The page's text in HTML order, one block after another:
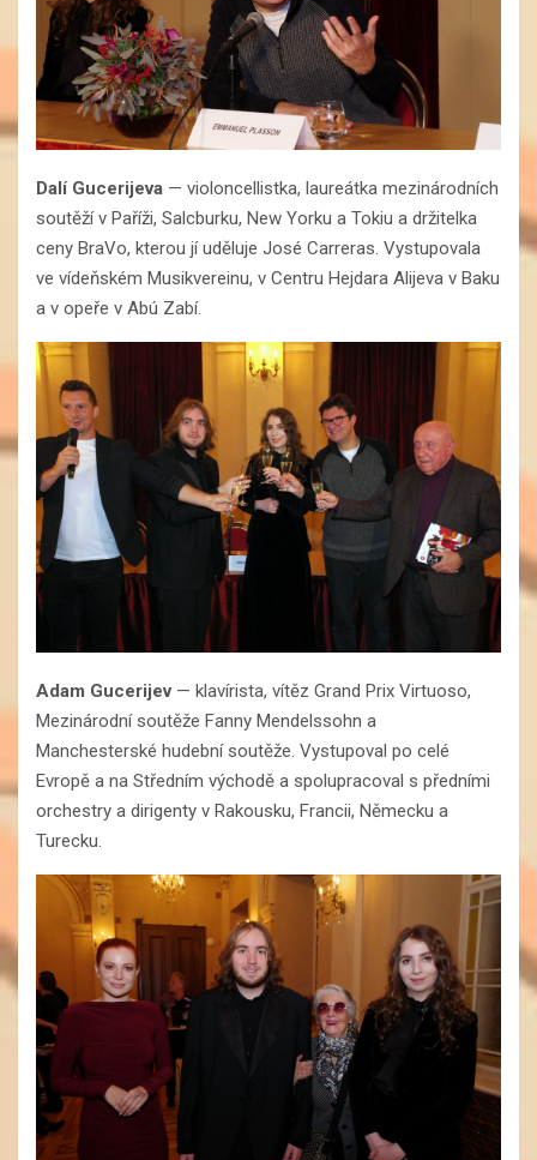
Dalí Gucerijeva — violoncellistka, laureátka mezinárodních
soutěží v Paříži, Salcburku, New Yorku a Tokiu a držitelka
ceny BraVo, kterou jí uděluje José Carreras. Vystupovala
ve vídeňském Musikvereinu, v Centru Hejdara Alijeva v Baku
a v opeře v Abú Zabí.
Adam Gucerijev— klavírista, vítěz Grand Prix Virtuoso,
Mezinárodní soutěže Fanny Mendelssohn a
Manchesterské hudební soutěže. Vystupoval po celé
Evropě a na Středním východě a spolupracoval s předními
orchestry a dirigenty v Rakousku, Francii, Německu a
Turecku.